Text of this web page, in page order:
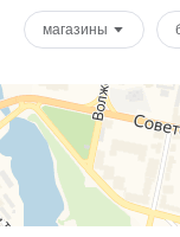
магазины